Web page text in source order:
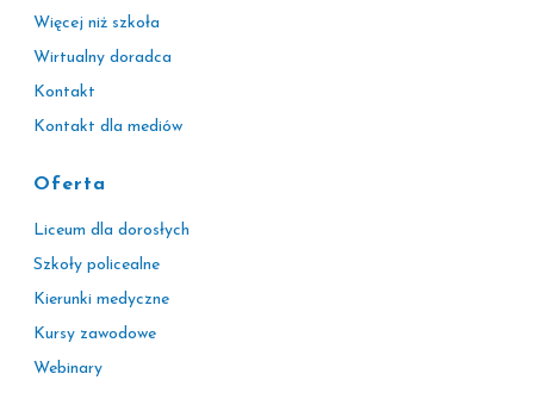
Więcej niż szkoła
Wirtualny doradca
Kontakt
Kontakt dla mediów
Oferta
Liceum dla dorosłych
Szkoły policealne
Kierunki medyczne
Kursy zawodowe
Webinary